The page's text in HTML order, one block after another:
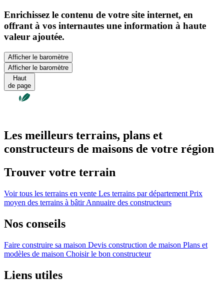
Enrichissez le contenu de votre site internet, en
offrant à vos internautes une information à haute
valeur ajoutée.
Afficher le baromètre
Afficher le baromètre
Haut
de page
Les meilleurs terrains, plans et
constructeurs de maisons de votre région
Trouver votre terrain
Voir tous les terrains en vente Les terrains par département Prix
moyen des terrains à bâtirAnnuaire des constructeurs
Nos conseils
Faire construire sa maison Devis construction de maison Plans et
modèles de maison Choisir le bon constructeur
Liens utiles